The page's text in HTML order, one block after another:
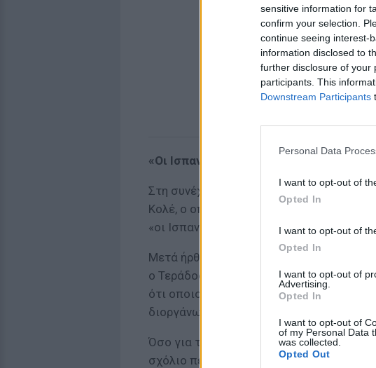
sensitive information for
confirm your selection.
continue seeing interest-
information disclosed to
further disclosure of your
participants. This
Downstream Participants
Personal Data
I want to opt-out of
Opted In
I want to opt-out of
Opted In
I want to opt-out of
Advertising.
Opted In
I want to opt-out of
of my Personal Data
was collected.
Opted Out
«Οι Ισπανοί ντοπάρονται σαν τα
Στη συνέχεια, τη σκυτάλη πήρε ο
Κολέ, ο οποίος έγραψε στον προσωπικό
«οι Ισπανοί ντοπάρονται σαν τα
Μετά ήρθαν οι αναδιπλώσεις. Η Le
ο Τεράδος είχε αθωωθεί στην υπόθεση
ότι οποιοσδήποτε θα μπορούσε να έχει
διοργάνωσης, αφού οι έλεγχοι που
Όσο για τον Γάλλο ομοσπονδιακό
σχόλιο περί «ντοπαρισμένων